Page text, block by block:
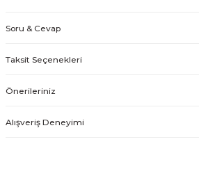
Soru & Cevap
Taksit Seçenekleri
Önerileriniz
Alışveriş Deneyimi